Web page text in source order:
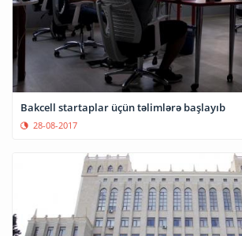
Bakcell startaplar üçün təlimlərə başlayıb
28-08-2017